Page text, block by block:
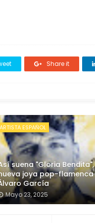
Share it
ARTISTA ESPAÑOL
suena "Gloria
joya pop-flamenca
García
Mayo 23, 2025